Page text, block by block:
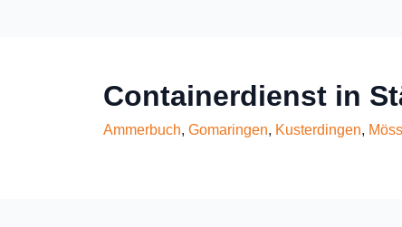
Containerdienst in
Ammerbuch, Gomaringen, Kusterdingen,